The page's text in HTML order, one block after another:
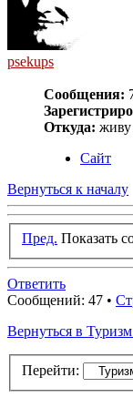
psekups
Сообщения:
Откуда: живу
Сайт
Вернуться к началу
Пред. Показать
Ответить
Сообщений: 47 •
Вернуться в
Перейти: